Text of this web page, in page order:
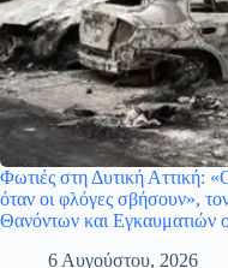
Φωτιές στη Δυτική Αττική:
όταν οι φλόγες σβήσουν»,
Θανόντων και Εγκαυματιών
6 Αυγούστου, 2026